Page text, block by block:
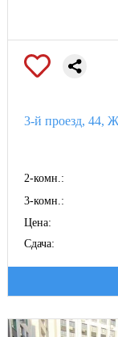
3-й проезд, 44,
2-комн.:
3-комн.:
Цена:
Сдача: